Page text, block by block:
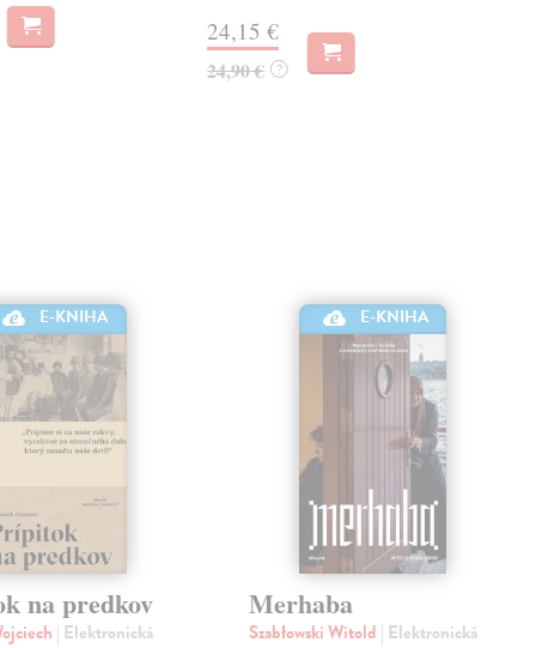
24,15 €
24,90 € ?
E-KNIHA
na predkov
| Elektronická
E-KNIHA
Merhaba
Szabłowski Witold | Elektronická